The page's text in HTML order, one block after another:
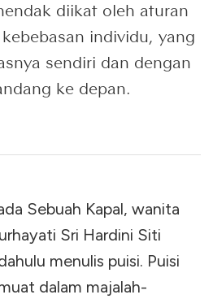
diikat oleh aturan
individu, yang
sendiri dan dengan
ke depan.
Sebuah Kapal, wanita
Sri Hardini Siti
menulis puisi. Puisi
dalam majalah-